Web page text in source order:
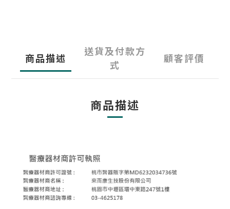
商品描述
送貨及付款方
式
顧客評價
商品描述